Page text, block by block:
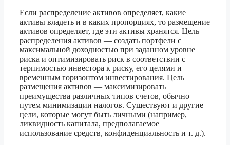
Если распределение активов определяет, какие
активы владеть и в каких пропорциях, то размещение
активов определяет, где эти активы хранятся. Цель
распределения активов — создать портфели с
максимальной доходностью при заданном уровне
риска и оптимизировать риск в соответствии с
терпимостью инвестора к риску, его целями и
временным горизонтом инвестирования. Цель
размещения активов — максимизировать
преимущества различных типов счетов, обычно
путем минимизации налогов. Существуют и другие
цели, которые могут быть личными (например,
ликвидность капитала, предполагаемое
использование средств, конфиденциальность и т. д.).